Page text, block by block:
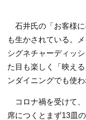
石井氏の「お客様に
も生かされている。
シグネチャーディッ
た目も楽しく「映え
ンダイニングでも使
コロナ禍を受けて、
席につくとまず13皿